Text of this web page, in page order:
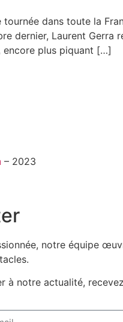
tournée dans toute la
dernier, Laurent
encore plus piquant […]
– 2023
notre équipe
à notre actualité,